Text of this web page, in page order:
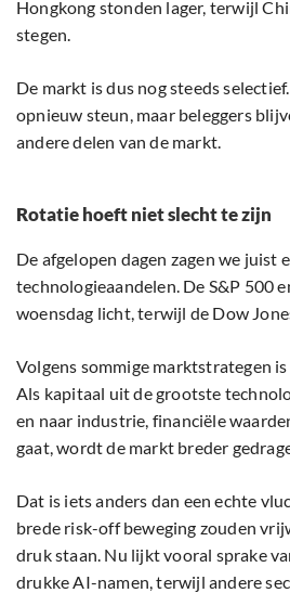
Hongkong stonden lager, terwijl
stegen.
De markt is dus nog steeds
opnieuw steun, maar beleggers
andere delen van de markt.
Rotatie hoeft niet slecht te zijn
De afgelopen dagen zagen we juist
technologieaandelen. De S&P 500
woensdag licht, terwijl de Dow
Volgens sommige marktstrategen
Als kapitaal uit de grootste
en naar industrie, financiële
gaat, wordt de markt breder
Dat is iets anders dan een echte
brede risk-off beweging zouden
druk staan. Nu lijkt vooral sprake
drukke AI-namen, terwijl andere